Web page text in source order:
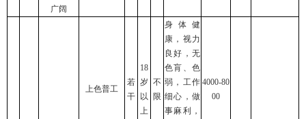
广阔
上色普工
若
干
18
岁
以
上
不
限
身体健
康，视力
良好，无
色肓、色
弱，工作
细心，做
事麻利，
4000-80
00